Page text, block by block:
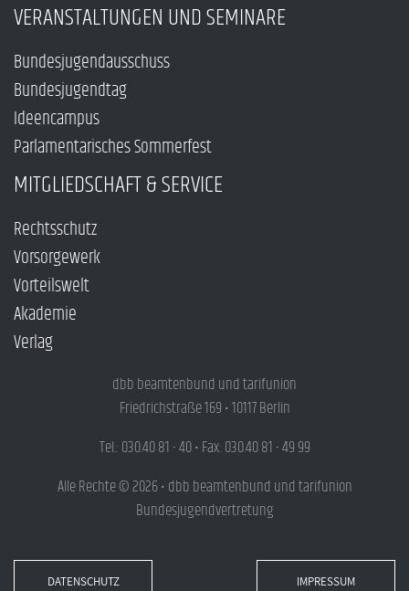
VERANSTALTUNGEN UND SEMINARE
Bundesjugendausschuss
Bundesjugendtag
Ideencampus
Parlamentarisches Sommerfest
MITGLIEDSCHAFT & SERVICE
Rechtsschutz
Vorsorgewerk
Vorteilswelt
Akademie
Verlag
dbb beamtenbund und tarifunion
Friedrichstraße 169 • 10117 Berlin
Tel.: 030.40 81 - 40 • Fax: 030.40 81 - 49 99
Alle Rechte © 2026 • dbb beamtenbund und tarifunion
Bundesjugendvertretung
DATENSCHUTZ IMPRESSUM